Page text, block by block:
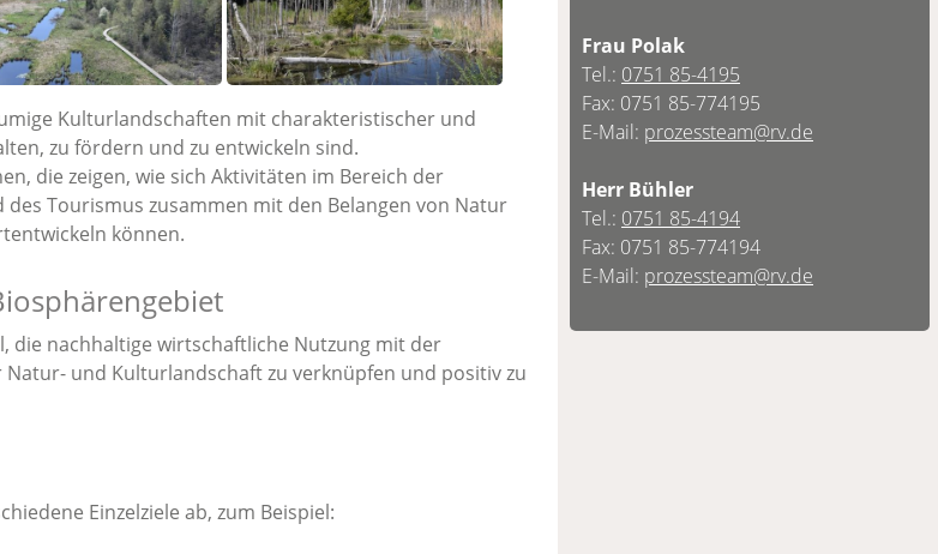
Kulturlandschaften mit charakteristischer und
zu fördern und zu entwickeln sind.
die zeigen, wie sich Aktivitäten im Bereich der
Tourismus zusammen mit den Belangen von Natur
können.
die nachhaltige wirtschaftliche Nutzung mit der
und Kulturlandschaft zu verknüpfen und positiv zu
Einzelziele ab, zum Beispiel:
Frau Polak
Tel.: 0751 85-4195
Fax: 0751 85-774195
E-Mail: prozessteam@rv.de
Herr Bühler
Tel.: 0751 85-4194
Fax: 0751 85-774194
E-Mail: prozessteam@rv.de